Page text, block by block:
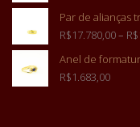
Par de alianças
R$17.780,00– R$
Anel de
R$1.683,00